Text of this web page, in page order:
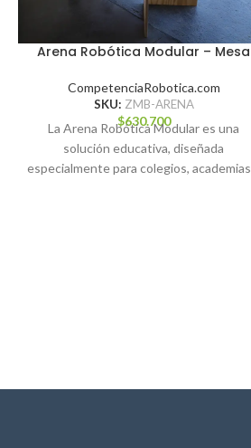
Arena Robótica Modular – Mesa
CompetenciaRobotica.com
SKU: ZMB-ARENA
$630.700
La Arena Robótica Modular es una
solución educativa, diseñada
especialmente para colegios,